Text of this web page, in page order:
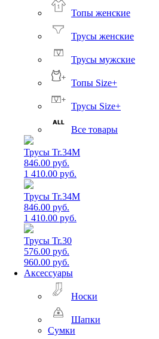
Топы женские
Трусы женские
Трусы мужские
Топы Size+
Трусы Size+
Все товары
Трусы Tr.34M
846.00 руб.
1 410.00 руб.
Трусы Tr.34M
846.00 руб.
1 410.00 руб.
Трусы Tr.30
576.00 руб.
960.00 руб.
Аксессуары
Носки
Шапки
Сумки